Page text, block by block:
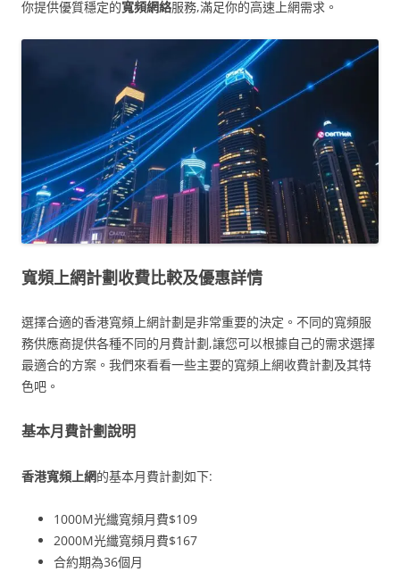
你提供優質穩定的寬頻網絡服務,滿足你的高速上網需求。
寬頻上網計劃收費比較及優惠詳情
選擇合適的香港寬頻上網計劃是非常重要的決定。不同的寬頻服
務供應商提供各種不同的月費計劃,讓您可以根據自己的需求選擇
最適合的方案。我們來看看一些主要的寬頻上網收費計劃及其特
色吧。
基本月費計劃說明
香港寬頻上網的基本月費計劃如下:
1000M光纖寬頻月費$109
2000M光纖寬頻月費$167
合約期為36個月